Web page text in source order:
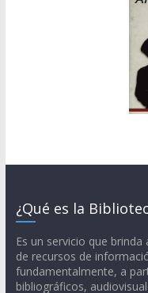
¿Qué es la
Es un servicio que
de recursos de
fundamentalmente, a
bibliográficos,